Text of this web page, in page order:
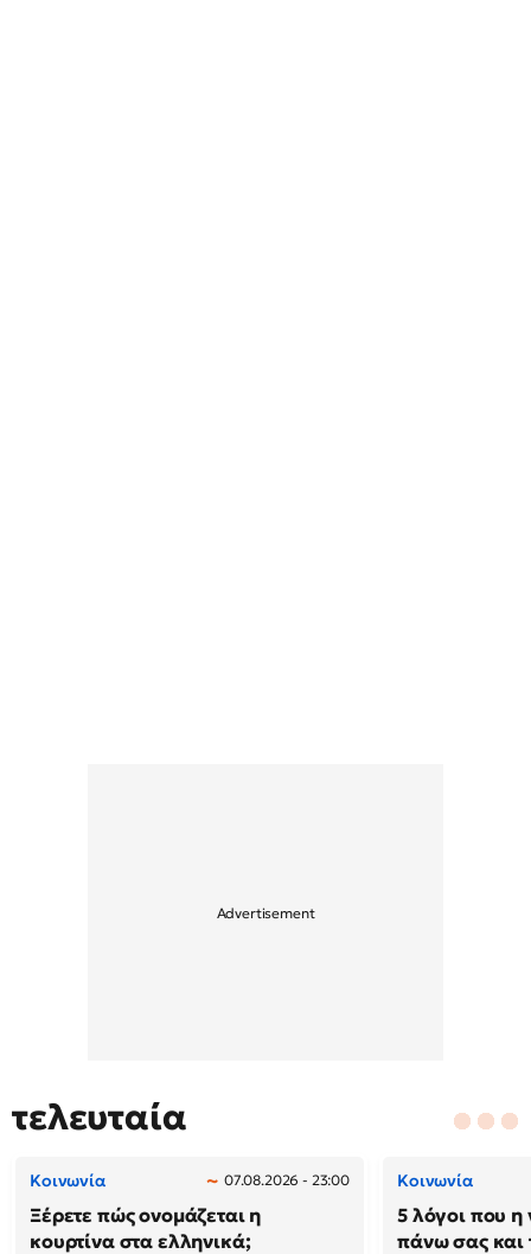
τελευταία
Κοινωνία 07.08.2026 - 23:00
Ξέρετε πώς ονομάζεται η
κουρτίνα στα ελληνικά;
Κοινωνία
5 λόγοι που η
πάνω σας και